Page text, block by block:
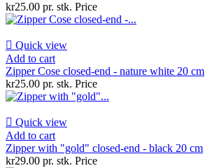
kr25.00 pr. stk. Price
 Quick view
Add to cart
Zipper Cose closed-end - nature white 20 cm
kr25.00 pr. stk. Price
 Quick view
Add to cart
Zipper with "gold" closed-end - black 20 cm
kr29.00 pr. stk. Price